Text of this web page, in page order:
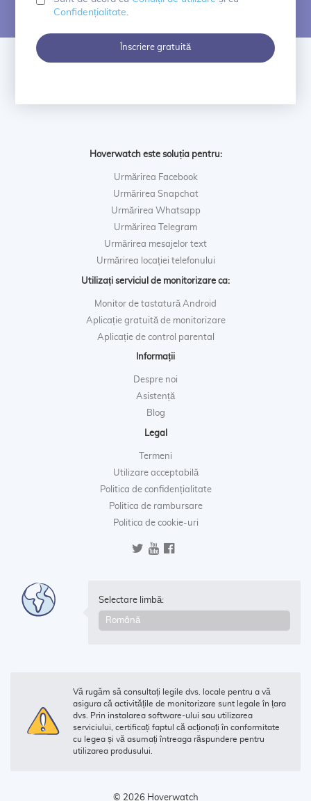
Confidențialitate.
Înscriere gratuită
Hoverwatch este soluția pentru:
Urmărirea Facebook
Urmărirea Snapchat
Urmărirea Whatsapp
Urmărirea Telegram
Urmărirea mesajelor text
Urmărirea locației telefonului
Utilizați serviciul de monitorizare ca:
Monitor de tastatură Android
Aplicație gratuită de monitorizare
Aplicație de control parental
Informații
Despre noi
Asistență
Blog
Legal
Termeni
Utilizare acceptabilă
Politica de confidențialitate
Politica de rambursare
Politica de cookie-uri
Selectare limbă:
Vă rugăm să consultați legile dvs. locale pentru a vă
asigura că activitățile de monitorizare sunt legale în țara
dvs. Prin instalarea software-ului sau utilizarea
serviciului, certificați faptul că acționați în conformitate
cu legea și vă asumați întreaga răspundere pentru
utilizarea produsului.
© 2026 Hoverwatch